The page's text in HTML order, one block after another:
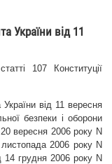
України
оборони України
України від 11
107 Конституції
від 11 вересня
безпеки і оборони
вересня 2006 року N
2006 року N
14 грудня 2006 року N